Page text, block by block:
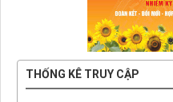
THỐNG KÊ TRUY CẬP